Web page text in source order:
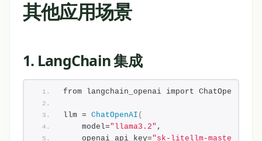
其他应用场景
1. LangChain 集成
from langchain_openai import ChatOpenAI
llm = ChatOpenAI (
    model=
"llama3.2" ,
    openai_api_key=
"sk-litellm-master-